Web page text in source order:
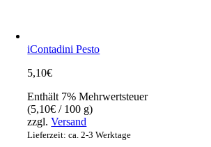
iContadini Pesto
5,10€
Enthält 7% Mehrwertsteuer
(5,10€ / 100 g)
zzgl.Versand
Lieferzeit: ca. 2-3 Werktage